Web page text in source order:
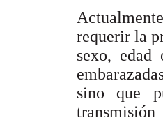
requerir la
sexo, edad
sino que